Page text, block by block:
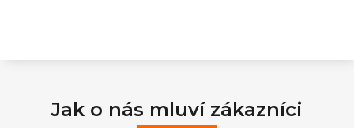
Jak o nás mluví zákazníci